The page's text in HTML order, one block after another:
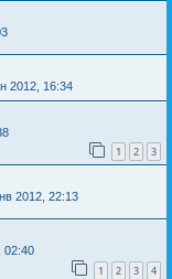
2012, 16:34
1 2 3
2012, 22:13
02:40
1 2 3 4